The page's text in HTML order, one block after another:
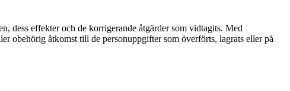
dess effekter och de korrigerande åtgärder som vidtagits. Med
obehörig åtkomst till de personuppgifter som överförts, lagrats eller på